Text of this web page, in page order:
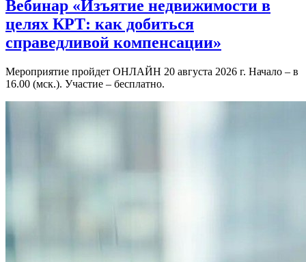
Вебинар «Изъятие недвижимости в
целях КРТ: как добиться
справедливой компенсации»
Мероприятие пройдет ОНЛАЙН 20 августа 2026 г. Начало – в
16.00 (мск.). Участие – бесплатно.